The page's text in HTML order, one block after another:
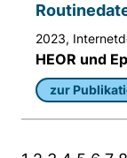
2023,
HEOR und
zur